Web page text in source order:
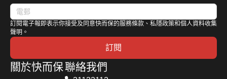
訂閱電子報即表示你接受及同意快而保的服務條款、私隱政策和個人資料收集
聲明。
訂閱
關於快而保 聯絡我們